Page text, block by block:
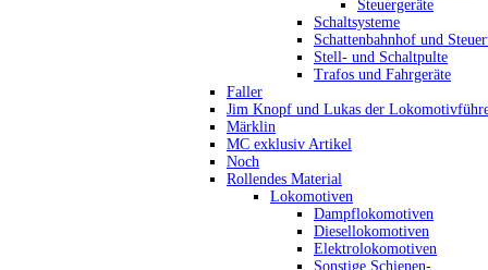
Steuergeräte
Schaltsysteme
Schattenbahnhof und
Stell- und Schaltpulte
Trafos und Fahrgeräte
Faller
Jim Knopf und Lukas der
Märklin
MC exklusiv Artikel
Noch
Rollendes Material
Lokomotiven
Dampflokomotiven
Diesellokomotiven
Elektrolokomotiven
Sonstige Schienen-